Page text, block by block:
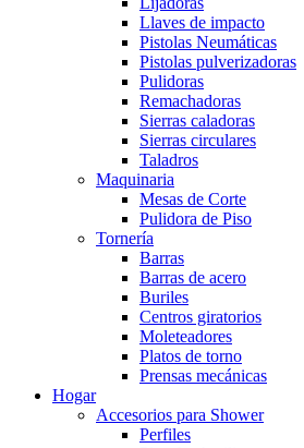
Llaves de impacto
Pistolas Neumáticas
Pistolas pulverizadoras
Pulidoras
Remachadoras
Sierras caladoras
Sierras circulares
Taladros
Maquinaria
Mesas de Corte
Pulidora de Piso
Tornería
Barras
Barras de acero
Buriles
Centros giratorios
Moleteadores
Platos de torno
Prensas mecánicas
Hogar
Accesorios para Shower
Perfiles